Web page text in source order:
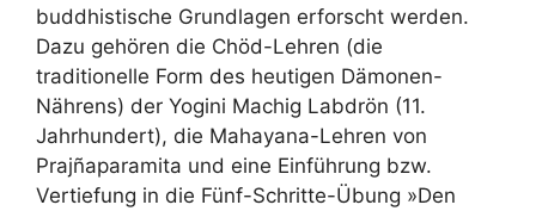
buddhistische Grundlagen erforscht werden.
Dazu gehören die Chöd-Lehren (die
traditionelle Form des heutigen Dämonen-
Nährens) der Yogini Machig Labdrön (11.
Jahrhundert), die Mahayana-Lehren von
Prajñaparamita und eine Einführung bzw.
Vertiefung in die Fünf-Schritte-Übung »Den